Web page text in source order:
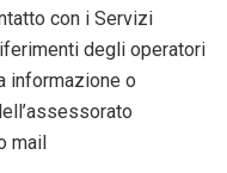
con i Servizi
degli operatori
informazione o
mail